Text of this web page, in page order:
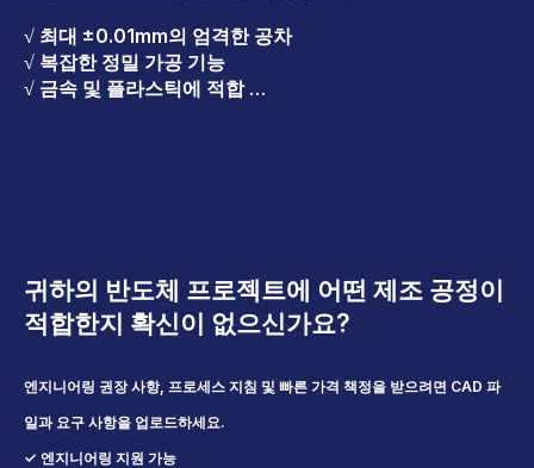
√ 최대 ±0.01mm의 엄격한 공차
√ 복잡한 정밀 가공 기능
√ 금속 및 플라스틱에 적합
귀하의 반도체 프로젝트에 어떤 제조 공정이
적합한지 확신이 없으신가요?
엔지니어링 권장 사항, 프로세스 지침 및 빠른 가격 책정을 받으려면 CAD 파
일과 요구 사항을 업로드하세요.
✓ 엔지니어링 지원 가능